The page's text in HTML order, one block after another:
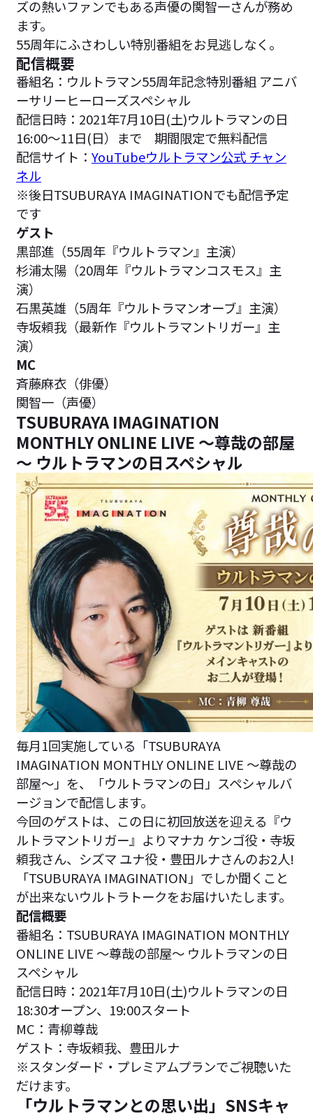
ズの熱いファンでもある声優の関智一さんが務め
ます。
55周年にふさわしい特別番組をお見逃しなく。
配信概要
番組名：ウルトラマン55周年記念特別番組 アニバ
ーサリーヒーローズスペシャル
配信日時：2021年7月10日(土)ウルトラマンの日
16:00～11日(日）まで 期間限定で無料配信
配信サイト： YouTubeウルトラマン公式 チャン
ネル
※後日TSUBURAYA IMAGINATIONでも配信予定
です
ゲスト
黒部進（55周年『ウルトラマン』主演）
杉浦太陽（20周年『ウルトラマンコスモス』主
演）
石黒英雄（5周年『ウルトラマンオーブ』主演）
寺坂頼我（最新作『ウルトラマントリガー』主
演）
MC
斉藤麻衣（俳優）
関智一（声優）
TSUBURAYA IMAGINATION
MONTHLY ONLINE LIVE ～尊哉の部屋
～ ウルトラマンの日スペシャル
毎月1回実施している「TSUBURAYA
IMAGINATION MONTHLY ONLINE LIVE ～尊哉の
部屋～」を、「ウルトラマンの日」スペシャルバ
ージョンで配信します。
今回のゲストは、この日に初回放送を迎える『ウ
ルトラマントリガー』よりマナカ ケンゴ役・寺坂
頼我さん、シズマ ユナ役・豊田ルナさんのお2人!
「TSUBURAYA IMAGINATION」でしか聞くこと
が出来ないウルトラトークをお届けいたします。
配信概要
番組名：TSUBURAYA IMAGINATION MONTHLY
ONLINE LIVE ～尊哉の部屋～ ウルトラマンの日
スペシャル
配信日時：2021年7月10日(土)ウルトラマンの日
18:30オープン、19:00スタート
MC：青柳尊哉
ゲスト：寺坂頼我、豊田ルナ
※スタンダード・プレミアムプランでご視聴いた
だけます。
「ウルトラマンとの思い出」SNSキャ